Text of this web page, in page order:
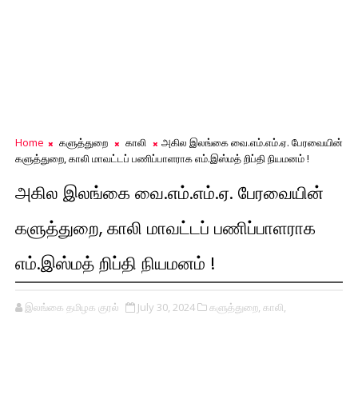
Home களுத்துறை காலி
அகில இலங்கை வை.எம்.எம்.ஏ. பேரவையின்
களுத்துறை, காலி மாவட்டப் பணிப்பாளராக எம்.இஸ்மத் றிப்தி நியமனம் !
அகில இலங்கை வை.எம்.எம்.ஏ. பேரவையின்
களுத்துறை, காலி மாவட்டப் பணிப்பாளராக
எம்.இஸ்மத் றிப்தி நியமனம் !
இலங்கை தமிழக குரல் July 30, 2024 களுத்துறை, காலி,